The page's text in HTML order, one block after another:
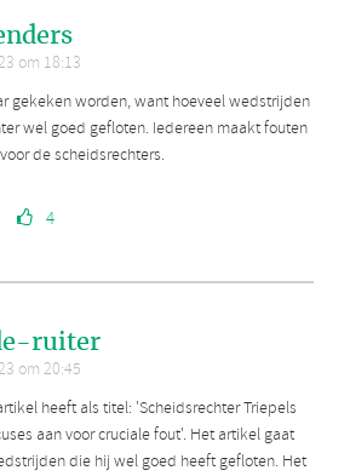
om 18:13
gekeken worden, want hoeveel wedstrijden
wel goed gefloten. Iedereen maakt fouten
de scheidsrechters.
4
ruiter
om 20:45
heeft als titel: 'Scheidsrechter Triepels
aan voor cruciale fout'. Het artikel gaat
die hij wel goed heeft gefloten. Het